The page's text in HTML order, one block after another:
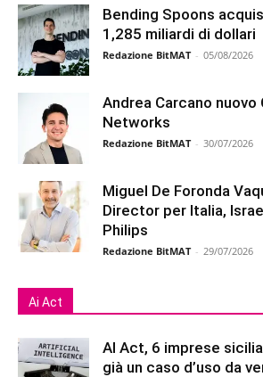
Bending Spoons
1,285 miliardi di dollari
Redazione BitMAT - 05/08/2026
Andrea Carcano nuovo
Networks
Redazione BitMAT - 30/07/2026
Miguel De Foronda
Director per Italia,
Philips
Redazione BitMAT - 29/07/2026
Ai Act
AI Act, 6 imprese
già un caso d’uso da